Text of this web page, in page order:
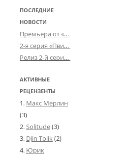
ПОСЛЕДНИЕ
НОВОСТИ
Премьера от «Усталого королевства»: «Игорь начал»
2-я серия «Пвин Тикса» от 2-D
Релиз 2-й серии «БДСМ-людей» от «Аркада Фильм»
АКТИВНЫЕ
РЕЦЕНЗЕНТЫ
Макс Мерлин
(3)
Solitude(3)
Djin Tolik(2)
Юрик